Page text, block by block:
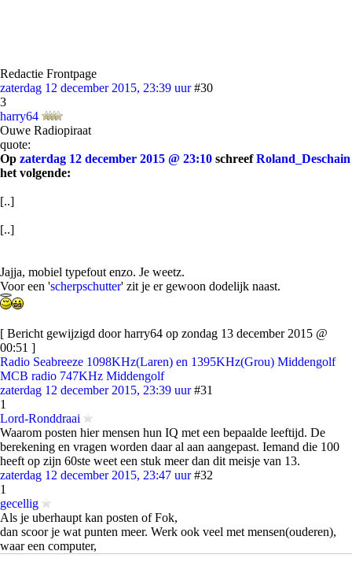
Redactie Frontpage
zaterdag 12 december 2015, 23:39 uur #30
3
harry64
Ouwe Radiopiraat
quote:
Op zaterdag 12 december 2015 @ 23:10 schreefRoland_Deschain
het volgende:
[..]
[..]
Jajja, mobiel typefout enzo. Je weetz.
Voor een 'scherpschutter' zit je er gewoon dodelijk naast.
[ Bericht gewijzigd door harry64 op zondag 13 december 2015 @
00:51 ]
Radio Seabreeze 1098KHz(Laren) en 1395KHz(Grou) Middengolf
MCB radio 747KHz Middengolf
zaterdag 12 december 2015, 23:39 uur #31
1
Lord-Ronddraai
Waarom posten hier mensen hun IQ met een bepaalde leeftijd. De
berekening en vragen worden daar al aan aangepast. Iemand die 100
heeft op zijn 60ste weet een stuk meer dan dit meisje van 13.
zaterdag 12 december 2015, 23:47 uur #32
1
gecellig
Als je uberhaupt kan posten of Fok,
dan scoor je wat punten meer. Werk ook veel met mensen(ouderen),
waar een computer,